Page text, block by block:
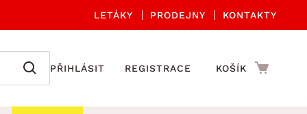
LETÁKY PRODEJNY KONTAKTY
PŘIHLÁSIT REGISTRACE KOŠÍK